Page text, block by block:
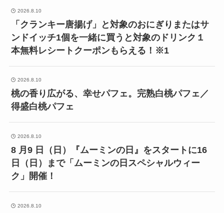
2026.8.10
「クランキー唐揚げ」と対象のおにぎりまたはサ
ンドイッチ1個を一緒に買うと対象のドリンク１
本無料レシートクーポンもらえる！※1
2026.8.10
桃の香り広がる、幸せパフェ。完熟白桃パフェ／
得盛白桃パフェ
2026.8.10
8 月9 日（日）『ムーミンの日』をスタートに16
日（日）まで「ムーミンの日スペシャルウィー
ク」開催！
2026.8.10